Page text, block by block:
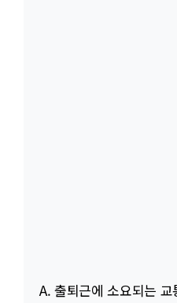
A. 출퇴근에 소요되는